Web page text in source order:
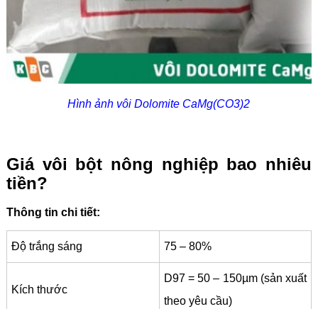
Hình ảnh vôi Dolomite CaMg(CO3)2
Giá vôi bột nông nghiệp bao nhiêu
tiền?
Thông tin chi tiết:
Độ trắng sáng 75 – 80%
Kích thước
D97 = 50 – 150µm (sản xuất
theo yêu cầu)